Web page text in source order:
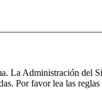
La Administración del
Por favor lea las